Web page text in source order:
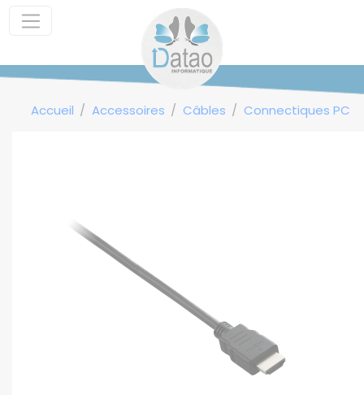
Accueil Accessoires Câbles Connectiques PC
Panneau de gestion des cookies